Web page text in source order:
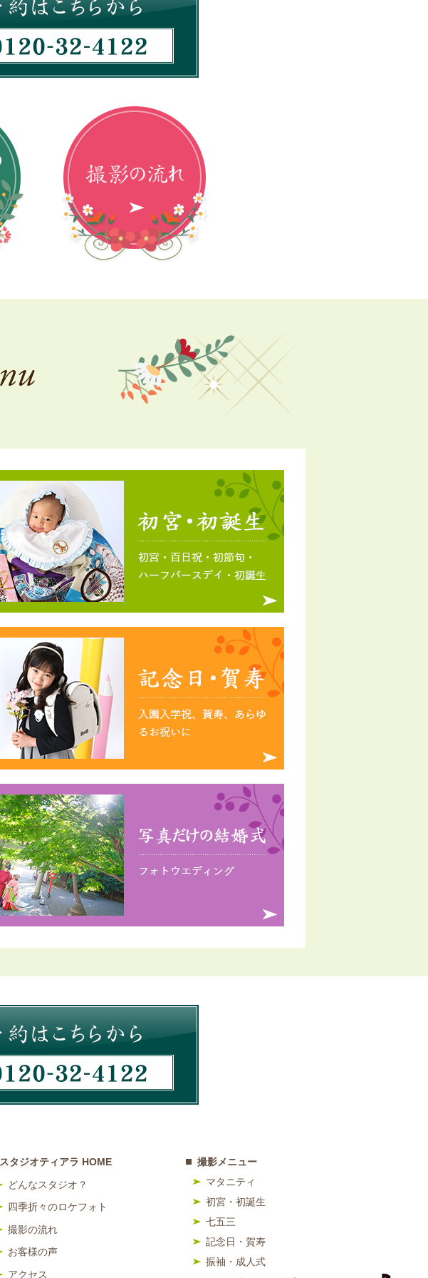
スタジオティアラ HOME
どんなスタジオ？
四季折々のロケフォト
撮影の流れ
お客様の声
アクセス
撮影メニュー
マタニティ
初宮・初誕生
七五三
記念日・賀寿
振袖・成人式